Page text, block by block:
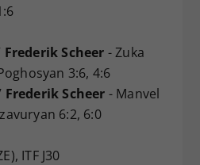
Scheer - Zuka
3:6, 4:6
Scheer - Manvel
6:2, 6:0
ITF J30